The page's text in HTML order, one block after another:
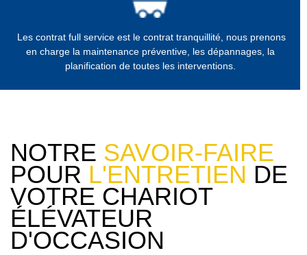
Les contrat full service est le contrat tranquillité, nous prenons
en charge la maintenance préventive, les dépannages, la
planification de toutes les interventions.
NOTRE SAVOIR-FAIRE
POUR L'ENTRETIEN DE
VOTRE CHARIOT
ÉLÉVATEUR
D'OCCASION